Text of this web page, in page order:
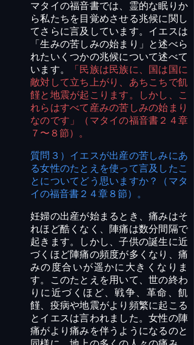
マタイの福音書では、霊的な眠りか
ら私たちを目覚めさせる兆候に関し
てさらに言及しています。イエスは
「生みの苦しみの始まり」と述べら
れたいくつかの兆候について述べて
います。
「民族は民族に、国は国に
敵対して立ち上がり、あちこちで飢
饉と地震が起こります。しかし、こ
れらはすべて産みの苦しみの始まり
なのです」（マタイの福音書２４章
７〜８節）。
質問３）イエスが出産の苦しみにあ
る女性のたとえを使って言及したこ
とについてどう思いますか？（マタ
イの福音書２４章８節）。
妊婦の出産が始まるとき、痛みはそ
れほど酷くなく、陣痛は数分間隔で
起きます。しかし、子供の誕生に近
づくほど陣痛の頻度が多くなり、痛
みの 度合いが遥かに大きくなりま
す。このたとえを用いて、世の終わ
りに近づくほど、戦争、革命、飢
饉、疫病や地震がより頻繁に起こる
とイエスは言われました。女性の陣
痛がより痛みを伴うようになるのと